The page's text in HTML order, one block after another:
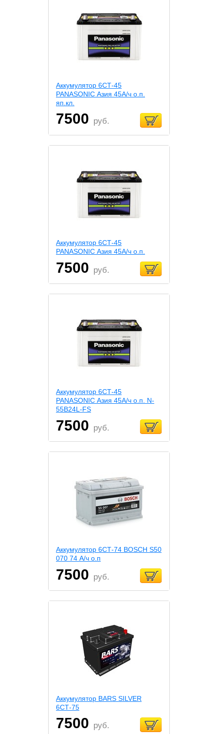
Аккумулятор 6СТ-45
PANASONIC Азия 45А/ч о.п.
яп.кл.
7500 руб.
Аккумулятор 6СТ-45
PANASONIC Азия 45А/ч о.п.
7500 руб.
Аккумулятор 6СТ-45
PANASONIC Азия 45А/ч о.п. N-
55B24L-FS
7500 руб.
Аккумулятор 6СТ-74 BOSCH S50
070 74 А/ч о.п
7500 руб.
Аккумулятор BARS SILVER
6СТ-75
7500 руб.